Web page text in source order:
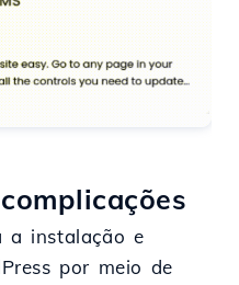
a instalação e
por meio de